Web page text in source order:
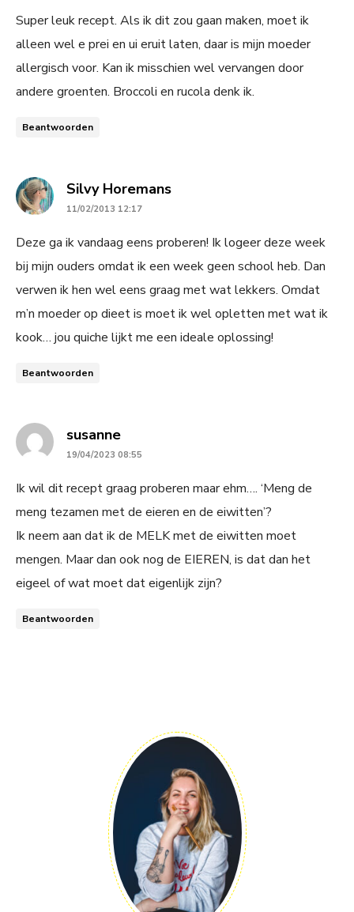
Super leuk recept. Als ik dit zou gaan maken, moet ik
alleen wel e prei en ui eruit laten, daar is mijn moeder
allergisch voor. Kan ik misschien wel vervangen door
andere groenten. Broccoli en rucola denk ik.
Beantwoorden
Silvy Horemanssays:
11/02/2013 12:17
Deze ga ik vandaag eens proberen! Ik logeer deze week
bij mijn ouders omdat ik een week geen school heb. Dan
verwen ik hen wel eens graag met wat lekkers. Omdat
m’n moeder op dieet is moet ik wel opletten met wat ik
kook… jou quiche lijkt me een ideale oplossing!
Beantwoorden
susannesays:
19/04/2023 08:55
Ik wil dit recept graag proberen maar ehm…. ‘Meng de
meng tezamen met de eieren en de eiwitten’?
Ik neem aan dat ik de MELK met de eiwitten moet
mengen. Maar dan ook nog de EIEREN, is dat dan het
eigeel of wat moet dat eigenlijk zijn?
Beantwoorden